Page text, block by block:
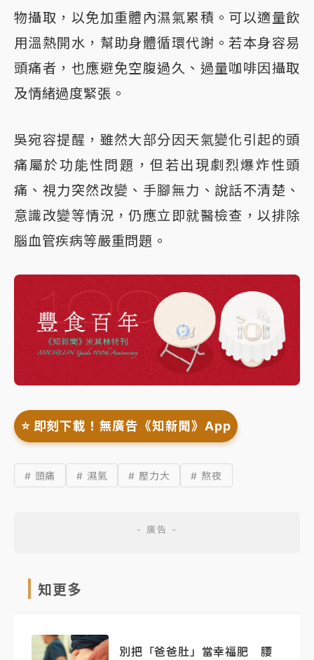
物攝取，以免加重體內濕氣累積。可以適量飲
用溫熱開水，幫助身體循環代謝。若本身容易
頭痛者，也應避免空腹過久、過量咖啡因攝取
及情緒過度緊張。
吳宛容提醒，雖然大部分因天氣變化引起的頭
痛屬於功能性問題，但若出現劇烈爆炸性頭
痛、視力突然改變、手腳無力、說話不清楚、
意識改變等情況，仍應立即就醫檢查，以排除
腦血管疾病等嚴重問題。
⭐️ 即刻下載！無廣告《知新聞》App
# 頭痛 # 濕氣 # 壓力大 # 熬夜
知更多
別把「爸爸肚」當幸福肥 腰